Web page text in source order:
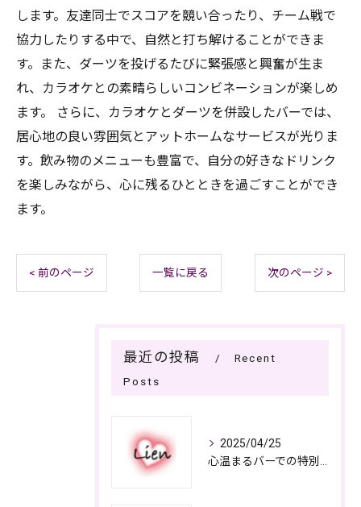
します。友達同士でスコアを競い合ったり、チーム戦で
協力したりする中で、自然と打ち解けることができま
す。また、ダーツを投げるたびに緊張感と興奮が生ま
れ、カラオケとの素晴らしいコンビネーションが楽しめ
ます。 さらに、カラオケとダーツを併設したバーでは、
居心地の良い雰囲気とアットホームなサービスが光りま
す。飲み物のメニューも豊富で、自分の好きなドリンク
を楽しみながら、心に残るひとときを過ごすことができ
ます。
< 前のページ 一覧に戻る 次のページ >
最近の投稿
Recent
Posts
2025/04/25